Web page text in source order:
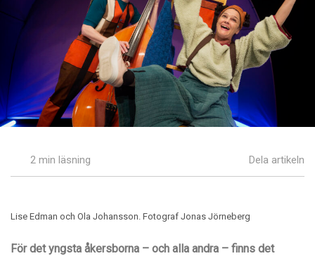
2 min läsning Dela artikeln
Lise Edman och Ola Johansson. Fotograf Jonas Jörneberg
För det yngsta åkersborna – och alla andra – finns det